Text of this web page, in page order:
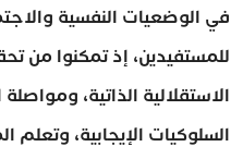
في الوضعيات النفسية
للمستفيدين، إذ تمكنوا من
الاستقلالية الذاتية،
السلوكيات الإيجابية، وتعلم